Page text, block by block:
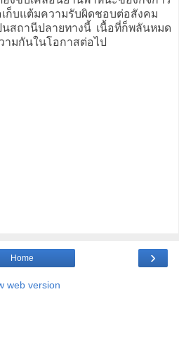
เก็บแต้มความรับผิดชอบต่อสังคม
นสถานีปลายทางนี้ เนื้อที่ก็พลันหมด
ามกันในโอกาสต่อไป
›
Home
web version